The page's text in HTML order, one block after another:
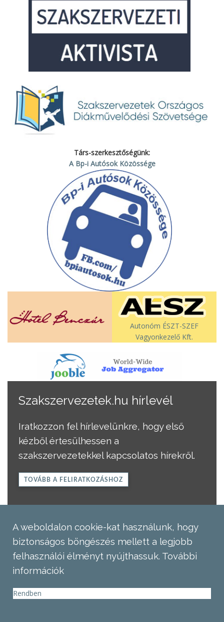
Társ-szerkesztőségünk:
A Bp-i Autósok Közössége
Autonóm ÉSZT-SZEF
Vagyonkezelő Kft.
Szakszervezetek.hu hírlevél
Iratkozzon fel hírlevelünkre, hogy első
kézből értesülhessen a
szakszervezetekkel kapcsolatos hírekről.
TOVÁBB A FELIRATKOZÁSHOZ
A weboldalon cookie-kat használunk, hogy
biztonságos böngészés mellett a legjobb
felhasználói élményt nyújthassuk. További
információk
Rendben